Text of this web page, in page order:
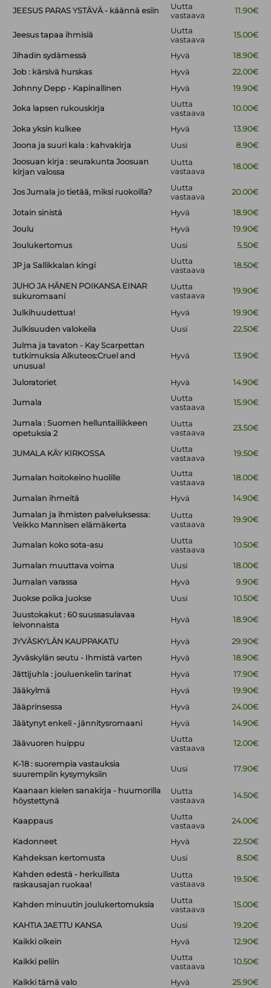
JEESUS PARAS YSTÄVÄ - käännä esiin
Uutta
vastaava
11.90€
Jeesus tapaa ihmisiä
Uutta
vastaava
15.00€
Jihadin sydämessä Hyvä
18.90€
Job : kärsivä hurskas
Hyvä
22.00€
Johnny Depp - Kapinallinen
Hyvä 19.90€
Joka lapsen rukouskirja
Uutta
vastaava
10.00€
Joka yksin kulkee Hyvä
13.90€
Joona ja suuri kala : kahvakirja
Uusi
8.90€
Joosuan kirja : seurakunta Joosuan
kirjan valossa
Uutta
vastaava
18.00€
Jos Jumala jo tietää, miksi ruokoilla?
Uutta
vastaava
20.00€
Jotain sinistä Hyvä
18.90€
Joulu
Hyvä
19.90€
Joulukertomus
Uusi 5.50€
JP ja Sallikkalan kingi
Uutta
vastaava
18.50€
JUHO JA HÄNEN POIKANSA EINAR
sukuromaani
Uutta
vastaava
19.90€
Julkihuudettua! Hyvä
19.90€
Julkisuuden valokeila
Uusi
22.50€
Julma ja tavaton - Kay Scarpettan
tutkimuksia Alkuteos:Cruel and
unusual
Hyvä 13.90€
Juloratoriet Hyvä 14.90€
Jumala
Uutta
vastaava
15.90€
Jumala : Suomen helluntailiikkeen
opetuksia 2
Uutta
vastaava
23.50€
JUMALA KÄY KIRKOSSA
Uutta
vastaava
19.50€
Jumalan hoitokeino huolille
Uutta
vastaava
18.00€
Jumalan ihmeitä Hyvä
14.90€
Jumalan ja ihmisten palveluksessa:
Veikko Mannisen elämäkerta
Uutta
vastaava
19.90€
Jumalan koko sota-asu
Uutta
vastaava
10.50€
Jumalan muuttava voima Uusi
18.00€
Jumalan varassa
Hyvä
9.90€
Juokse poika juokse
Uusi
10.50€
Juustokakut : 60 suussasulavaa
leivonnaista
Hyvä 18.90€
JYVÄSKYLÄN KAUPPAKATU Hyvä
29.90€
Jyväskylän seutu - Ihmistä varten
Hyvä
18.90€
Jättijuhla : jouluenkelin tarinat
Hyvä
17.90€
Jääkylmä
Hyvä
19.90€
Jääprinsessa
Hyvä
24.00€
Jäätynyt enkeli - jännitysromaani
Hyvä 14.90€
Jäävuoren huippu
Uutta
vastaava
12.00€
K-18 : suorempia vastauksia
suurempiin kysymyksiin
Uusi 17.90€
Kaanaan kielen sanakirja - huumorilla
höystettynä
Uutta
vastaava
14.50€
Kaappaus
Uutta
vastaava
24.00€
Kadonneet Hyvä
22.50€
Kahdeksan kertomusta
Uusi
8.50€
Kahden edestä - herkullista
raskausajan ruokaa!
Uutta
vastaava
19.50€
Kahden minuutin joulukertomuksia
Uutta
vastaava
15.00€
KAHTIA JAETTU KANSA Uusi
19.20€
Kaikki oikein
Hyvä 12.90€
Kaikki peliin
Uutta
vastaava
10.50€
Kaikki tämä valo Hyvä 25.90€